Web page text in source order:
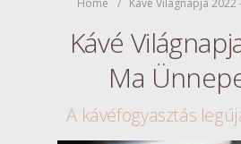
Home Kávé Világnapja 2022
Kávé
Ma
A kávéfogyasztás